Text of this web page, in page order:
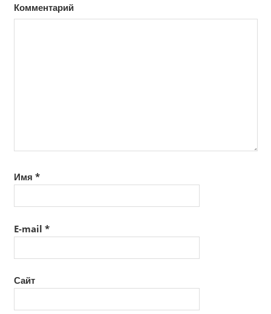
Комментарий
Имя *
E-mail *
Сайт